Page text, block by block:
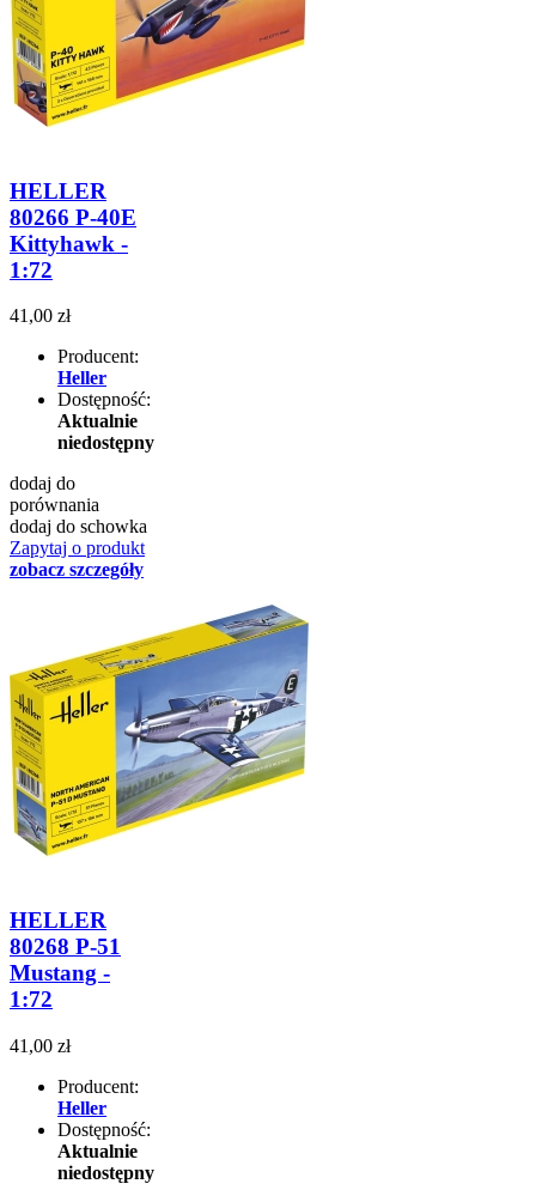
HELLER
80266 P-40E
Kittyhawk -
1:72
41,00 zł
Producent:
Heller
Dostępność:
Aktualnie
niedostępny
dodaj do
porównania
dodaj do schowka
Zapytaj o produkt
zobacz szczegóły
HELLER
80268 P-51
Mustang -
1:72
41,00 zł
Producent:
Heller
Dostępność:
Aktualnie
niedostępny